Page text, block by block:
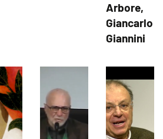
Arbore,
Giancarlo
Giannini